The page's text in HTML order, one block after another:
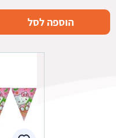
הוספה לסל